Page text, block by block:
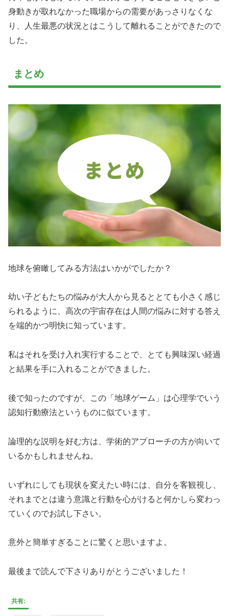
身動きが取れなかった職場からの需要があっさりなくな
り、人生最悪の状況とはこうして離れることができたので
した。
まとめ
地球を俯瞰してみる方法はいかがでしたか？
幼い子どもたちの悩みが大人から見るととても小さく感じ
られるように、高次の宇宙存在は人間の悩みに対する答え
を端的かつ明快に知っています。
私はそれを受け入れ実行することで、とても興味深い経過
と結果を手に入れることができました。
後で知ったのですが、この「地球ゲーム」は心理学でいう
認知行動療法というものに似ています。
論理的な説明を好む方は、学術的アプローチの方が向いて
いるかもしれませんね。
いずれにしても現状を変えたい時には、自分を客観視し、
それまでとは違う意識と行動を心がけると何かしら変わっ
ていくのでお試し下さい。
意外と簡単すぎることに驚くと思いますよ。
最後まで読んで下さりありがとうございました！
共有: